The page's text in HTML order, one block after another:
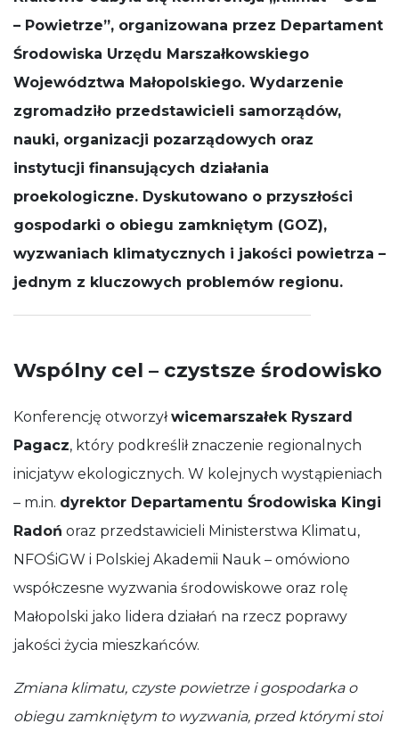
– Powietrze”, organizowana przez Departament
Środowiska Urzędu Marszałkowskiego
Województwa Małopolskiego. Wydarzenie
zgromadziło przedstawicieli samorządów,
nauki, organizacji pozarządowych oraz
instytucji finansujących działania
proekologiczne. Dyskutowano o przyszłości
gospodarki o obiegu zamkniętym (GOZ),
wyzwaniach klimatycznych i jakości powietrza –
jednym z kluczowych problemów regionu.
Wspólny cel – czystsze środowisko
Konferencję otworzyłwicemarszałek Ryszard
Pagacz, który podkreślił znaczenie regionalnych
inicjatyw ekologicznych. W kolejnych wystąpieniach
– m.in. dyrektor Departamentu Środowiska Kingi
Radoń oraz przedstawicieli Ministerstwa Klimatu,
NFOŚiGW i Polskiej Akademii Nauk – omówiono
współczesne wyzwania środowiskowe oraz rolę
Małopolski jako lidera działań na rzecz poprawy
jakości życia mieszkańców.
Zmiana klimatu, czyste powietrze i gospodarka o
obiegu zamkniętym to wyzwania, przed którymi stoi
najlepiej
podczas
Twojej wizyty.
Jeśli odrzucisz
niektóre
ze strony
internetowej.